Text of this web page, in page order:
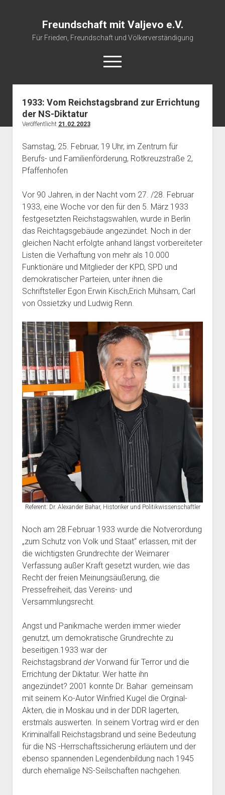
Freundschaft mit Valjevo e.V.
Für Frieden, Freundschaft und Völkerverständigung
open
menu
Startseite
Veranstaltungskalender
Impressum
1933: Vom Reichstagsbrand zur Errichtung
der NS-Diktatur
Veröffentlicht 21.02.2023
Samstag, 25. Februar, 19 Uhr, im Zentrum für
Berufs- und Familienförderung, Rotkreuzstraße 2,
Pfaffenhofen
Vor 90 Jahren, in der Nacht vom 27. /28. Februar
1933, eine Woche vor den für den 5. März 1933
festgesetzten Reichstagswahlen, wurde in Berlin
das Reichtagsgebäude angezündet. Noch in der
gleichen Nacht erfolgte anhand längst vorbereiteter
Listen die Verhaftung von mehr als 10.000
Funktionäre und Mitglieder der KPD, SPD und
demokratischer Parteien, unter ihnen die
Schriftsteller Egon Erwin Kisch,Erich Mühsam, Carl
von Ossietzky und Ludwig Renn.
Referent: Dr. Alexander Bahar, Historiker und Politikwissenschaftler
Noch am 28.Februar 1933 wurde die Notverordung
„zum Schutz von Volk und Staat“ erlassen, mit der
die wichtigsten Grundrechte der Weimarer
Verfassung außer Kraft gesetzt wurden, wie das
Recht der freien Meinungsäußerung, die
Pressefreiheit, das Vereins- und
Versammlungsrecht.
Angst und Panikmache werden immer wieder
genutzt, um demokratische Grundrechte zu
beseitigen.1933 war der
Reichstagsbrand derVorwand für Terror und die
Errichtung der Diktatur. Wer hatte ihn
angezündet? 2001 konnte Dr. Bahar gemeinsam
mit seinem Ko-Autor Winfried Kugel die Orginal-
Akten, die in Moskau und in der DDR lagerten,
erstmals auswerten. In seinem Vortrag wird er den
Kriminalfall Reichstagsbrand und seine Bedeutung
für die NS -Herrschaftssicherung erläutern und der
ebenso spannenden Legendenbildung nach 1945
durch ehemalige NS-Seilschaften nachgehen.